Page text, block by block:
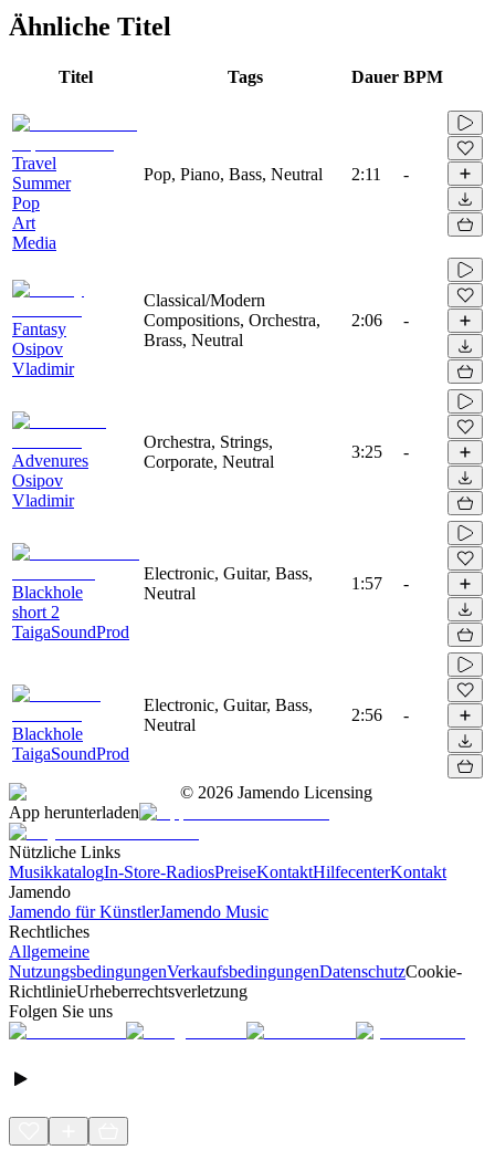
Ähnliche Titel
Titel Tags Dauer BPM
Travel
Summer
Pop
Art
Media
Pop, Piano, Bass, Neutral 2:11 -
Fantasy
Osipov
Vladimir
Classical/Modern
Compositions, Orchestra,
Brass, Neutral
2:06 -
Advenures
Osipov
Vladimir
Orchestra, Strings,
Corporate, Neutral
3:25 -
Blackhole
short 2
TaigaSoundProd
Electronic, Guitar, Bass,
Neutral
1:57 -
Blackhole
TaigaSoundProd
Electronic, Guitar, Bass,
Neutral
2:56 -
© 2026 Jamendo Licensing
App herunterladen
Nützliche Links
MusikkatalogIn-Store-RadiosPreiseKontaktHilfecenterKontakt
Jamendo
Jamendo für KünstlerJamendo Music
Rechtliches
Allgemeine
NutzungsbedingungenVerkaufsbedingungenDatenschutzCookie-
RichtlinieUrheberrechtsverletzung
Folgen Sie uns